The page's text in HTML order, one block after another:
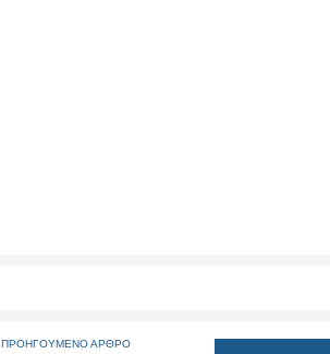
ΠΡΟΗΓΟΥΜΕΝΟ ΑΡΘΡΟ